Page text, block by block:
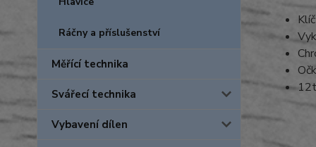
Ráčny a příslušenství
Měřící technika
Svářecí technika
Vybavení dílen